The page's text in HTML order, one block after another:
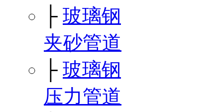
├ 玻璃钢
夹砂管道
├ 玻璃钢
压力管道